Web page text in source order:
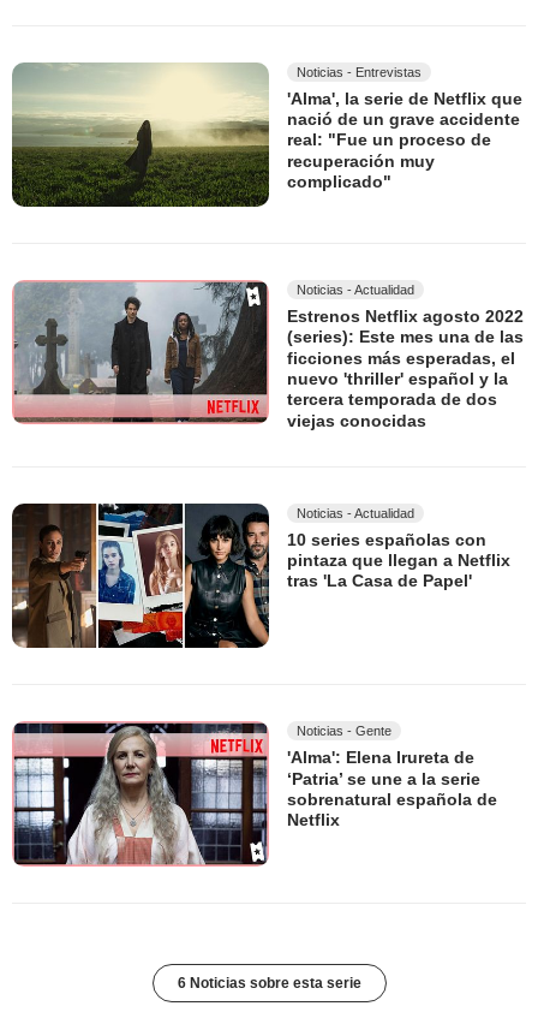
Noticias - Entrevistas
'Alma', la serie de Netflix que
nació de un grave accidente
real: "Fue un proceso de
recuperación muy
complicado"
Noticias - Actualidad
Estrenos Netflix agosto 2022
(series): Este mes una de las
ficciones más esperadas, el
nuevo 'thriller' español y la
tercera temporada de dos
viejas conocidas
Noticias - Actualidad
10 series españolas con
pintaza que llegan a Netflix
tras 'La Casa de Papel'
Noticias - Gente
'Alma': Elena Irureta de
‘Patria’ se une a la serie
sobrenatural española de
Netflix
6 Noticias sobre esta serie